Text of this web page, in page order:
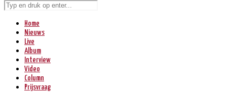
Home
Nieuws
Live
Album
Interview
Video
Column
Prijsvraag